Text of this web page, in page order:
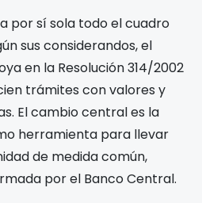
por sí sola todo el cuadro
sus considerandos, el
en la Resolución 314/2002
trámites con valores y
El cambio central es la
herramienta para llevar
de medida común,
por el Banco Central.